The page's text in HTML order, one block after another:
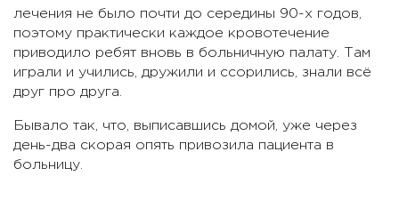
лечения не было почти до середины 90-х годов,
поэтому практически каждое кровотечение
приводило ребят вновь в больничную палату. Там
играли и учились, дружили и ссорились, знали всё
друг про друга.
Бывало так, что, выписавшись домой, уже через
день-два скорая опять привозила пациента в
больницу.